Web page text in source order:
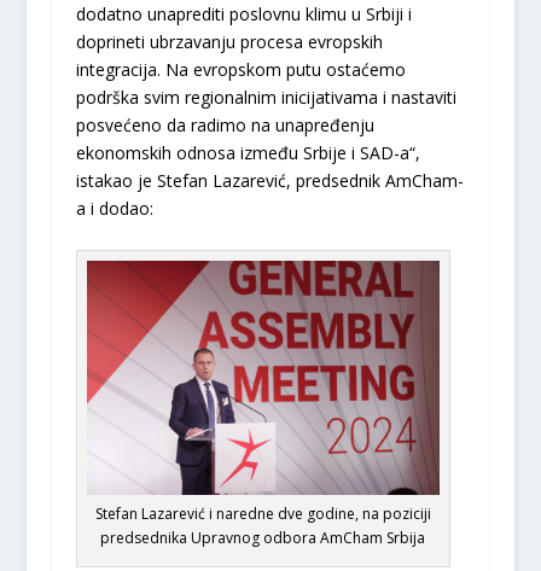
dodatno unaprediti poslovnu klimu u Srbiji i
doprineti ubrzavanju procesa evropskih
integracija. Na evropskom putu ostaćemo
podrška svim regionalnim inicijativama i nastaviti
posvećeno da radimo na unapređenju
ekonomskih odnosa između Srbije i SAD-a“,
istakao je Stefan Lazarević, predsednik AmCham-
a i dodao:
Stefan Lazarević i naredne dve godine, na poziciji
predsednika Upravnog odbora AmCham Srbija